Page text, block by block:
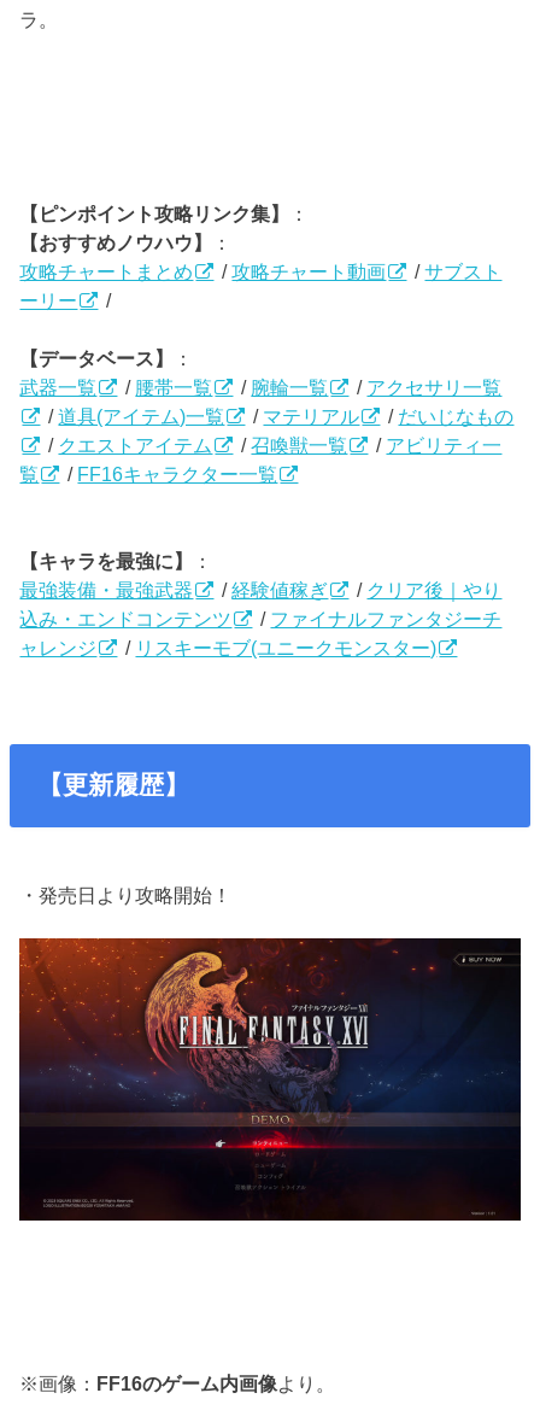
ラ。
【ピンポイント攻略リンク集】
：
【おすすめノウハウ】
：
攻略チャートまとめ
/攻略チャート動画 /サブスト
ーリー
/
【データベース】
：
武器一覧
/ 腰帯一覧 / 腕輪一覧 / アクセサリ一覧
/道具(アイテム)一覧 / マテリアル / だいじなもの
/ クエストアイテム /召喚獣一覧 / アビリティ一
覧
/ FF16キャラクター一覧
【キャラを最強に】
：
最強装備・最強武器
/経験値稼ぎ / クリア後｜やり
込み・エンドコンテンツ
/ ファイナルファンタジーチ
ャレンジ
/ リスキーモブ(ユニークモンスター)
【更新履歴】
・発売日より攻略開始！
※画像： FF16のゲーム内画像より。